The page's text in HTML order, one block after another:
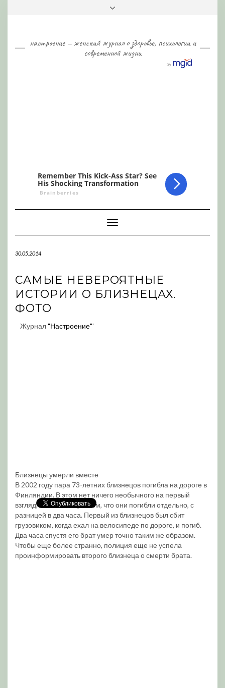
настроение — женский журнал о здоровье, психологии и
современной жизни
Toggle
Navigation
30.05.2014
САМЫЕ НЕВЕРОЯТНЫЕ
ИСТОРИИ О БЛИЗНЕЦАХ.
ФОТО
Журнал"Настроение"'
Близнецы умерли вместе
В 2002 году пара 73-летних близнецов погибла на дороге в
Финляндии. В этом нет ничего необычного на первый
взгляд, пока мы не узнаем, что они погибли отдельно, с
разницей в два часа. Первый из близнецов был сбит
грузовиком, когда ехал на велосипеде по дороге, и погиб.
Два часа спустя его брат умер точно таким же образом.
Чтобы еще более странно, полиция еще не успела
проинформировать второго близнеца о смерти брата.